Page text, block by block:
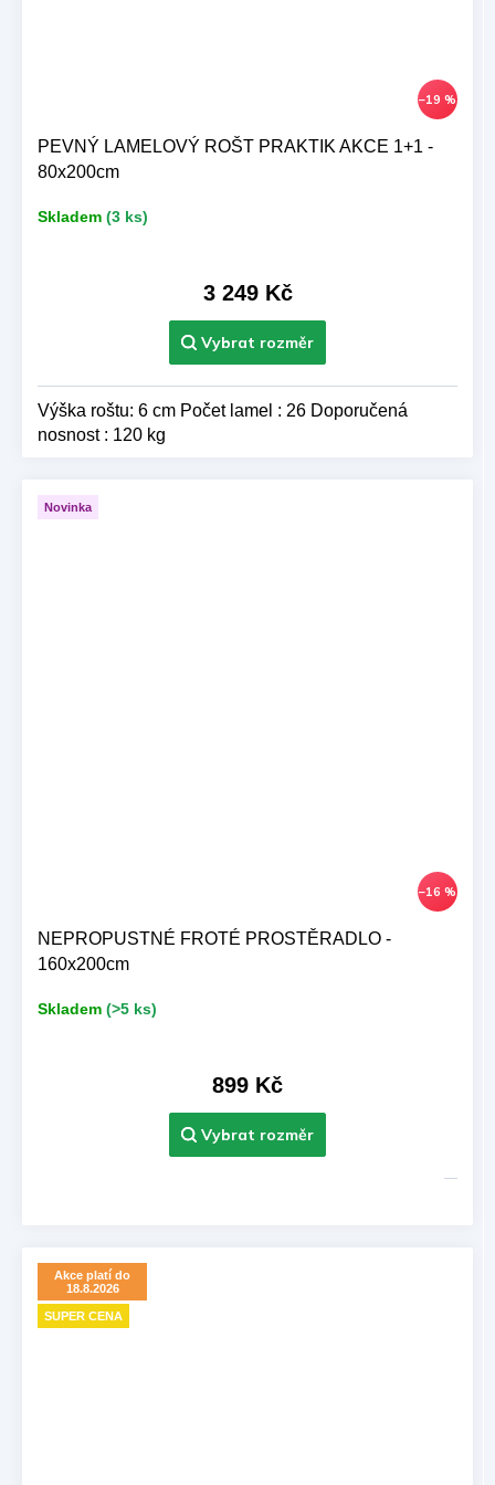
–19 %
PEVNÝ LAMELOVÝ ROŠT PRAKTIK AKCE 1+1 -
80x200cm
Skladem (3 ks)
3 249 Kč
Výška roštu: 6 cm Počet lamel : 26 Doporučená
nosnost : 120 kg
Novinka
–16 %
NEPROPUSTNÉ FROTÉ PROSTĚRADLO -
160x200cm
Skladem (>5 ks)
899 Kč
Akce platí do
18.8.2026
SUPER CENA